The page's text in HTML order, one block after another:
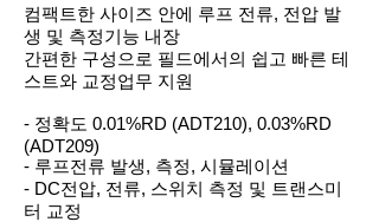
컴팩트한 사이즈 안에 루프 전류, 전압 발
생 및 측정기능 내장
간편한 구성으로 필드에서의 쉽고 빠른 테
스트와 교정업무 지원
- 정확도 0.01%RD (ADT210), 0.03%RD
(ADT209)
- 루프전류 발생, 측정, 시뮬레이션
- DC전압, 전류, 스위치 측정 및 트랜스미
터 교정